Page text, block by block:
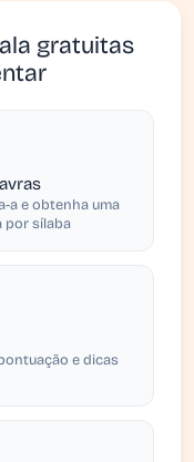
gratuitas
a e obtenha uma
por sílaba
e dicas